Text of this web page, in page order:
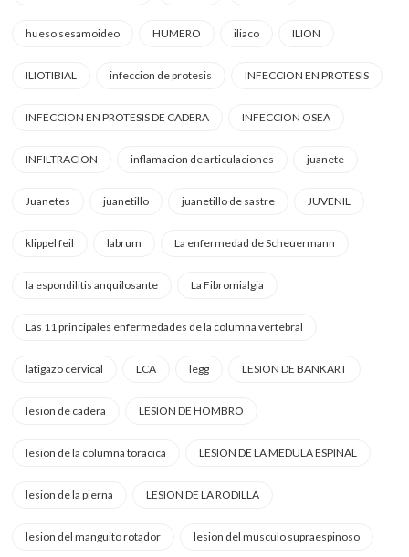
hueso sesamoideo HUMERO iliaco ILION
ILIOTIBIAL infeccion de protesis INFECCION EN PROTESIS
INFECCION EN PROTESIS DE CADERA INFECCION OSEA
INFILTRACION inflamacion de articulaciones juanete
Juanetes juanetillo juanetillo de sastre JUVENIL
klippel feil labrum La enfermedad de Scheuermann
la espondilitis anquilosante La Fibromialgia
Las 11 principales enfermedades de la columna vertebral
latigazo cervical LCA legg LESION DE BANKART
lesion de cadera LESION DE HOMBRO
lesion de la columna toracica LESION DE LA MEDULA ESPINAL
lesion de la pierna LESION DE LA RODILLA
lesion del manguito rotador lesion del musculo supraespinoso